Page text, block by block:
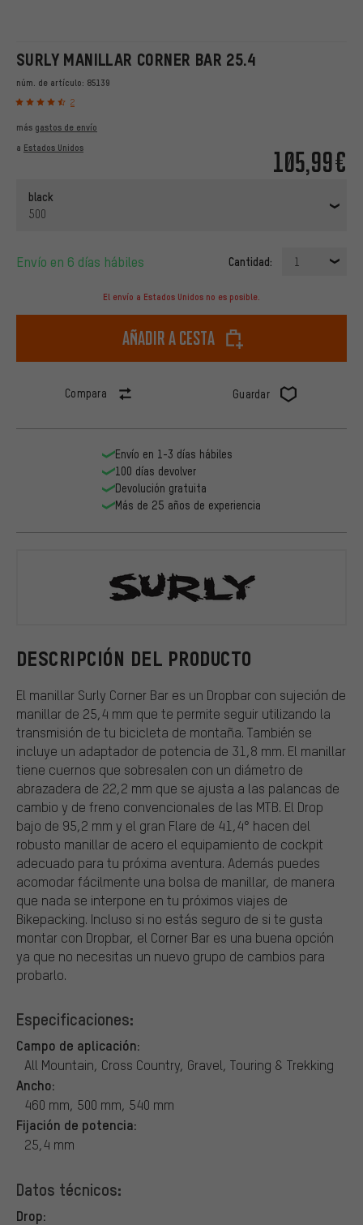
SURLY MANILLAR CORNER BAR 25.4
núm. de artículo: 85139
2
105,99€
más gastos de envío
a Estados Unidos
black
500
Envío en 6 días hábiles Cantidad: 1
El envío a Estados Unidos no es posible.
Añadir a cesta
Compara Guardar
DESCRIPCIÓN DEL PRODUCTO
El manillar Surly Corner Bar es un Dropbar con sujeción de
manillar de 25,4 mm que te permite seguir utilizando la
transmisión de tu bicicleta de montaña. También se
incluye un adaptador de potencia de 31,8 mm. El manillar
tiene cuernos que sobresalen con un diámetro de
abrazadera de 22,2 mm que se ajusta a las palancas de
cambio y de freno convencionales de las MTB. El Drop
bajo de 95,2 mm y el gran Flare de 41,4° hacen del
robusto manillar de acero el equipamiento de cockpit
adecuado para tu próxima aventura. Además puedes
acomodar fácilmente una bolsa de manillar, de manera
que nada se interpone en tu próximos viajes de
Bikepacking. Incluso si no estás seguro de si te gusta
montar con Dropbar, el Corner Bar es una buena opción
ya que no necesitas un nuevo grupo de cambios para
probarlo.
Especificaciones:
Campo de aplicación:
All Mountain, Cross Country, Gravel, Touring & Trekking
Ancho:
460 mm, 500 mm, 540 mm
Fijación de potencia:
25,4 mm
Datos técnicos:
Drop:
Envío en 1-3 días hábiles
100 días devolver
Devolución gratuita
Más de 25 años de experiencia